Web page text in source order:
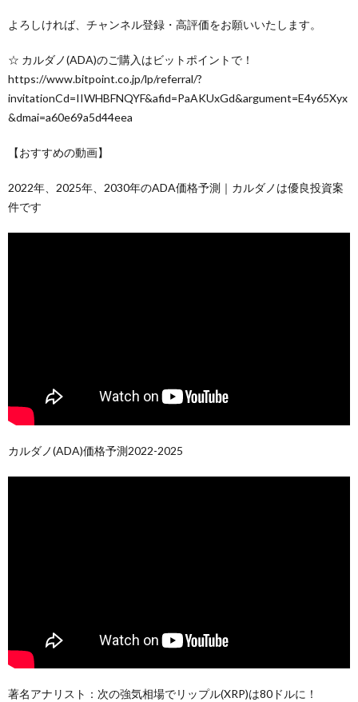
よろしければ、チャンネル登録・高評価をお願いいたします。
☆ カルダノ(ADA)のご購入はビットポイントで！
https://www.bitpoint.co.jp/lp/referral/?
invitationCd=IIWHBFNQYF&afid=PaAKUxGd&argument=E4y65Xyx
&dmai=a60e69a5d44eea
【おすすめの動画】
2022年、2025年、2030年のADA価格予測｜カルダノは優良投資案
件です
カルダノ(ADA)価格予測2022-2025
著名アナリスト：次の強気相場でリップル(XRP)は80ドルに！